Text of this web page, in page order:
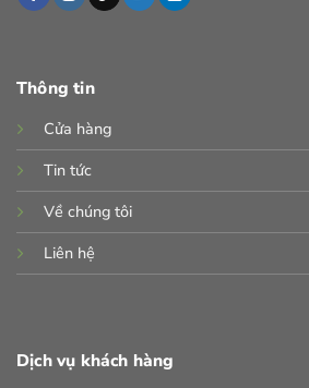
Thông tin
Cửa hàng
Tin tức
Về chúng tôi
Liên hệ
Dịch vụ khách hàng